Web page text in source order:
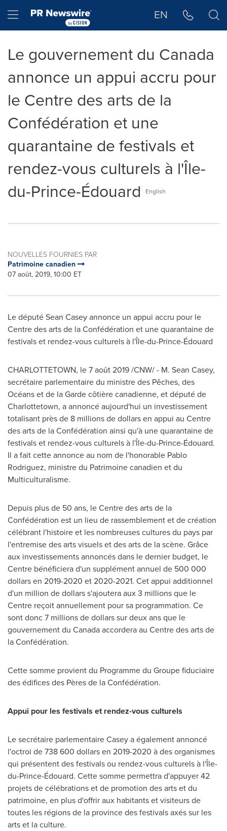
Hamburger menu EN
Le gouvernement du Canada
annonce un appui accru pour
le Centre des arts de la
Confédération et une
quarantaine de festivals et
rendez-vous culturels à l'Île-
du-Prince-Édouard
English
NOUVELLES FOURNIES PAR
Patrimoine canadien
07 août, 2019, 10:00 ET
Le députéSean Caseyannonce un appui accru pour le
Centre des arts de la Confédération et une quarantaine de
festivals et rendez-vous culturels à l'Île-du-Prince-Édouard
CHARLOTTETOWN, le 7 août 2019 /CNW/ - M. Sean Casey,
secrétaire parlementaire du ministre des Pêches, des
Océans et de la Garde côtière canadienne, et député de
Charlottetown, a annoncé aujourd'hui un investissement
totalisant près de 8 millions de dollars en appui au Centre
des arts de la Confédération ainsi qu'à une quarantaine de
festivals et rendez-vous culturels à l'Île-du-Prince-Édouard.
Il a fait cette annonce au nom de l'honorable Pablo
Rodriguez, ministre du Patrimoine canadien et du
Multiculturalisme.
Depuis plus de 50 ans, le Centre des arts de la
Confédération est un lieu de rassemblement et de création
célébrant l'histoire et les nombreuses cultures du pays par
l'entremise des arts visuels et des arts de la scène. Grâce
aux investissements annoncés dans le dernier budget, le
Centre bénéficiera d'un supplément annuel de 500 000
dollars en 2019-2020 et2020-2021. Cetappui additionnel
d'un million de dollars s'ajoutera aux 3 millions que le
Centre reçoit annuellement pour sa programmation. Ce
sont donc 7 millions de dollars sur deux ans que le
gouvernement du Canadaaccordera au Centre des arts de
la Confédération.
Cette somme provient du Programme du Groupe fiduciaire
des édifices des Pères de la Confédération.
Appui pour les festivals et rendez-vous culturels
Le secrétaire parlementaire Casey a également annoncé
l'octroi de 738600 dollarsen 2019-2020 à des organismes
qui présentent des festivals ou rendez-vous culturels à l'Île-
du-Prince-Édouard. Cette somme permettra d'appuyer 42
projets de célébrations et de promotion des arts et du
patrimoine, en plus d'offrir aux habitants et visiteurs de
toutes les régions de la province des festivals axés sur les
arts et la culture.